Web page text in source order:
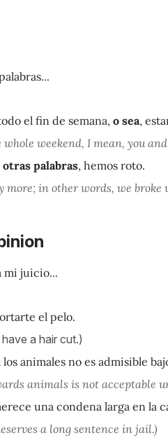
el fin de semana, o sea,
weekend, I mean, you
otras palabras, hemos roto.
more; in other words, we broke
mi juicio...
el pelo.
a hair cut.)
animales no es admisible
animals is not acceptable
una condena larga en la
a long sentence in jail.)